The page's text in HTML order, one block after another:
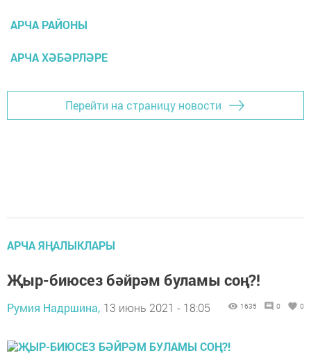
АРЧА РАЙОНЫ
АРЧА ХӘБӘРЛӘРЕ
Перейти на страницу новости
АРЧА ЯҢАЛЫКЛАРЫ
Җыр-биюсез бәйрәм буламы соң?!
Румия Надршина, 13 июнь 2021 - 18:05 1635 0 0